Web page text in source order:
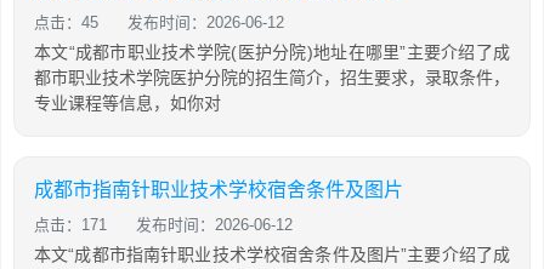
点击：45 发布时间：2026-06-12
本文“成都市职业技术学院(医护分院)地址在哪里”主要介绍了成
都市职业技术学院医护分院的招生简介，招生要求，录取条件，
专业课程等信息，如你对
成都市指南针职业技术学校宿舍条件及图片
点击：171 发布时间：2026-06-12
本文“成都市指南针职业技术学校宿舍条件及图片”主要介绍了成